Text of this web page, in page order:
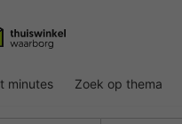
minutes Zoek op thema